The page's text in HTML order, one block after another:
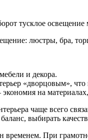
тусклое освещение
люстры, бра,
и декора.
«дворцовым»,
на материалах,
чаще всего
выбирать
При